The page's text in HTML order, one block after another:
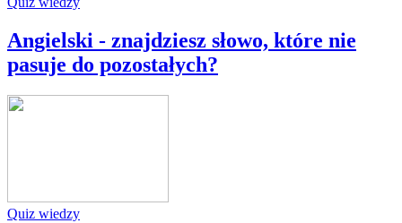
Angielski - znajdziesz słowo, które nie
pasuje do pozostałych?
Quiz wiedzy